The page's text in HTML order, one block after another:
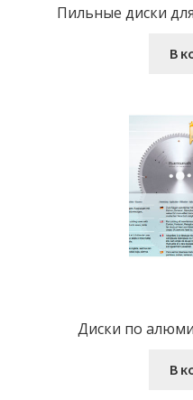
Пильные диски
В
Диски по
В